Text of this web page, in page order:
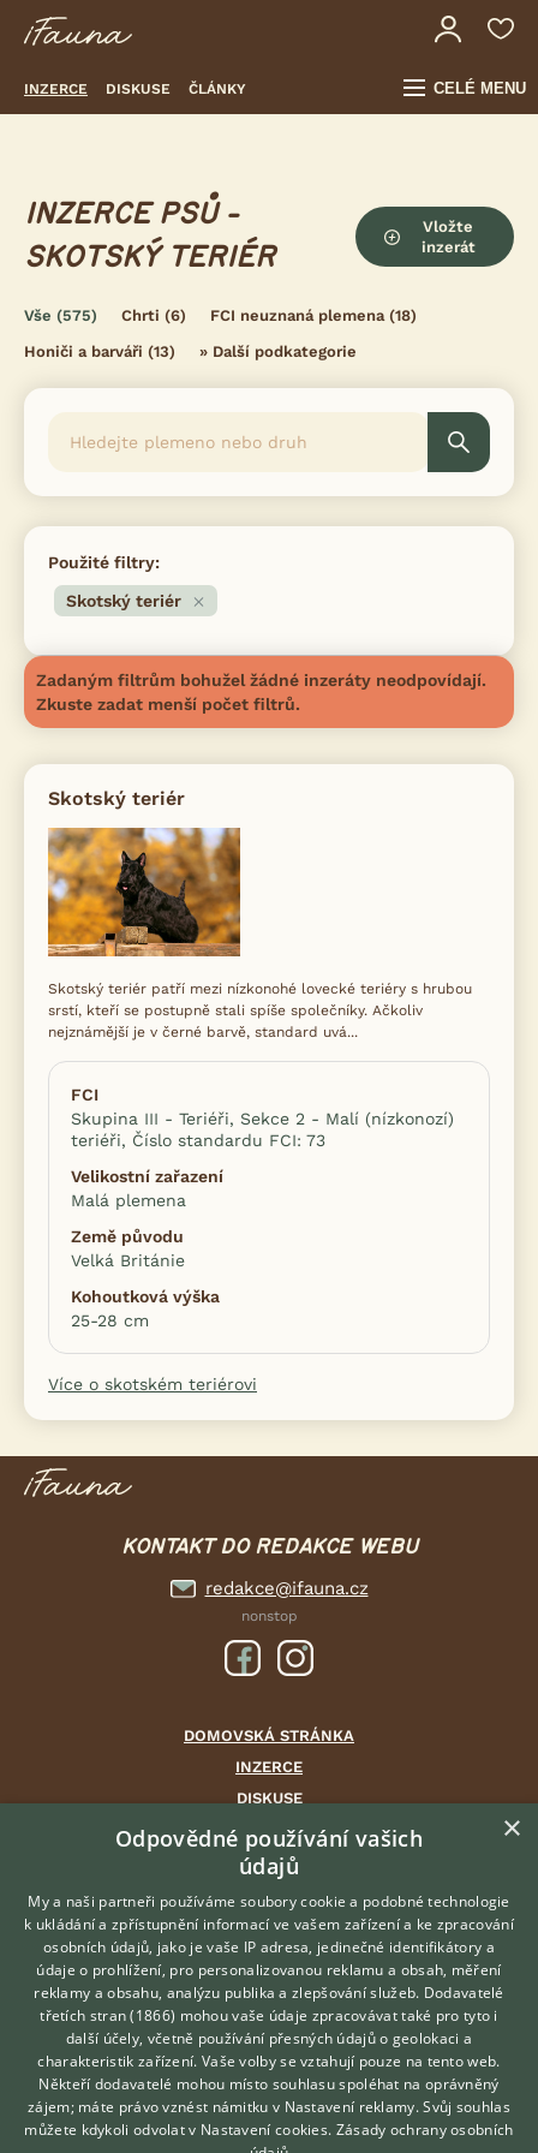
INZERCE DISKUSE ČLÁNKY CELÉ MENU
INZERCE PSŮ -
SKOTSKÝ TERIÉR
Vložte
inzerát
Vše (575) Chrti (6) FCI neuznaná plemena(18)
Honiči a barváři (13) » Další podkategorie
Použité filtry:
Skotský teriér
Zadaným filtrům bohužel žádné inzeráty neodpovídají.
Zkuste zadat menší počet filtrů.
Skotský teriér
Skotský teriér patří mezi nízkonohé lovecké teriéry s hrubou
srstí, kteří se postupně stali spíše společníky. Ačkoliv
nejznámější je v černé barvě, standard uvá...
FCI
Skupina III - Teriéři, Sekce 2 - Malí (nízkonozí)
teriéři, Číslo standardu FCI: 73
Velikostní zařazení
Malá plemena
Země původu
Velká Británie
Kohoutková výška
25-28 cm
Více o skotském teriérovi
KONTAKT DO REDAKCE WEBU
redakce@ifauna.cz
nonstop
DOMOVSKÁ STRÁNKA
INZERCE
DISKUSE
ČLÁNKY
CHOVATELSKÉ STANICE
VÝBĚR VHODNÉHO PLEMENE
O nás
Kontakt
Možnosti zvýraznění inzerátů
Podmínky užití
Zpracování osobních údajů
Hledáte zvířecího kamaráda?
Zdarma vám poradí
VETERINÁŘ ONLINE
KONZULTOVAT S
VETERINÁŘEM
×
Odpovědné používání vašich
údajů
My a naši partneři používáme soubory cookie a podobné technologie
k ukládání a zpřístupnění informací ve vašem zařízení a ke zpracování
osobních údajů, jako je vaše IP adresa, jedinečné identifikátory a
údaje o prohlížení, pro personalizovanou reklamu a obsah, měření
reklamy a obsahu, analýzu publika a zlepšování služeb. Dodavatelé
třetích stran (1866) mohou vaše údaje zpracovávat také pro tyto i
další účely, včetně používání přesných údajů o geolokaci a
charakteristik zařízení. Vaše volby se vztahují pouze na tento web.
Někteří dodavatelé mohou místo souhlasu spoléhat na oprávněný
zájem; máte právo vznést námitku v Nastavení reklamy. Svůj souhlas
můžete kdykoli odvolat v Nastavení cookies. Zásady ochrany osobních